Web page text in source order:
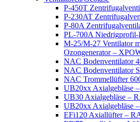
P-450T
P-230AT
P-80A
PL-700A
M-25/M-27 Ventilator
Ozongenerator –
NAC Bodenventilator
NAC Bodenventilator
NAC Trommellüfter
UB20xx Axialgebläse
UB30 Axialgebläse –
UB20xx Axialgebläse
EFi120 Axiallüfter –